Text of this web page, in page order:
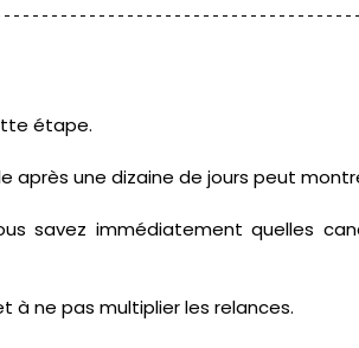
étape.
après une dizaine de jours peut
savez immédiatement quelles
à ne pas multiplier les relances.